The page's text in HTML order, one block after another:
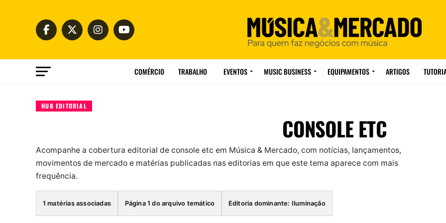
COMÉRCIO TRABALHO EVENTOS MUSIC BUSINESS EQUIPAMENTOS ARTIGOS
HUB EDITORIAL
CONSOLE ETC
Acompanhe a cobertura editorial de console etc em Música & Mercado, com notícias, lançamentos,
movimentos de mercado e matérias publicadas nas editorias em que este tema aparece com mais
frequência.
1 matérias associadas Página 1 do arquivo temático Editoria dominante: Iluminação